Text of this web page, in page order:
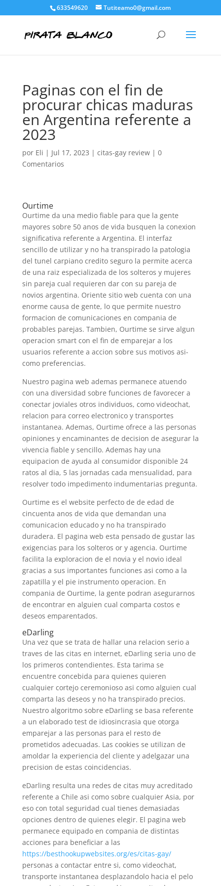
633549620 Tutiteamo0@gmail.com
Paginas con el fin de
procurar chicas maduras
en Argentina referente a
2023
por Eli | Jul 17, 2023 | citas-gay review| 0
Comentarios
Ourtime
Ourtime da una medio fiable para que la gente
mayores sobre 50 anos de vida busquen la conexion
significativa referente a Argentina. El interfaz
sencillo de utilizar y no ha transpirado la patologi­a
del tunel carpiano credito seguro la permite acerca
de una raiz especializada de los solteros y mujeres
sin pareja cual requieren dar con su pareja de
novios argentina. Oriente sitio web cuenta con una
enorme causa de gente, lo que permite nuestro
formacion de comunicaciones en compania de
probables parejas. Tambien, Ourtime se sirve algun
operacion smart con el fin de emparejar a los
usuarios referente a accion sobre sus motivos asi­
como preferencias.
Nuestro pagina web ademas permanece atuendo
con una diversidad sobre funciones de favorecer a
conectar joviales otros individuos, como videochat,
relacion para correo electronico y transportes
instantanea. Ademas, Ourtime ofrece a las personas
opiniones y encaminantes de decision de asegurar la
vivencia fiable y sencillo. Ademas hay una
equipacion de ayuda al consumidor disponible 24
ratos al dia, 5 las jornadas cada mensualidad, para
resolver todo impedimento indumentarias pregunta.
Ourtime es el website perfecto de de edad de
cincuenta anos de vida que demandan una
comunicacion educado y no ha transpirado
duradera. El pagina web esta pensado de gustar las
exigencias para los solteros or y agencia. Ourtime
facilita la exploracion de el novia y el novio ideal
gracias a sus importantes funciones asi­ como a la
zapatilla y el pie instrumento operacion. En
compania de Ourtime, la gente podran asegurarnos
de encontrar en alguien cual comparta costos e
deseos emparentados.
eDarling
Una vez que se trata de hallar una relacion serio a
traves de las citas en internet, eDarling seri­a uno de
los primeros contendientes. Esta tarima se
encuentre concebida para quienes quieren
cualquier cortejo ceremonioso asi­ como alguien cual
comparta las deseos y no ha transpirado precios.
Nuestro algoritmo sobre eDarling se basa referente
a un elaborado test de idiosincrasia que otorga
emparejar a las personas para el resto de
prometidos adecuadas. Las cookies se utilizan de
amoldar la experiencia del cliente y adelgazar una
precision de estas coincidencias.
eDarling resulta una redes de citas muy acreditado
referente a Chile asi­ como sobre cualquier Asia, por
eso con total seguridad cual tienes demasiadas
opciones dentro de quienes elegir. El pagina web
permanece equipado en compania de distintas
acciones para beneficiar a las
https://besthookupwebsites.org/es/citas-gay/
personas a contactar entre si, como videochat,
transporte instantanea desplazandolo hacia el pelo